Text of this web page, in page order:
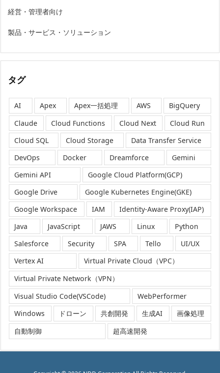
経営・管理者向け
製品・サービス・ソリューション
タグ
AI Apex Apex一括処理 AWS
BigQuery
Claude
Cloud Functions Cloud Next
Cloud Run
Cloud SQL
Cloud Storage
Data Transfer Service
DevOps
Docker Dreamforce
Gemini
Gemini API
Google Cloud Platform(GCP)
Google Drive
Google Kubernetes Engine(GKE)
Google Workspace
IAM
Identity-Aware Proxy(IAP)
Java
JavaScript JAWS Linux
Python
Salesforce
Security SPA Tello
UI/UX
Vertex AI
Virtual Private Cloud（VPC）
Virtual Private Network（VPN）
Visual Studio Code(VSCode)
WebPerformer
Windows
ドローン 共創開発 生成AI
画像処理
自動制御
超高速開発